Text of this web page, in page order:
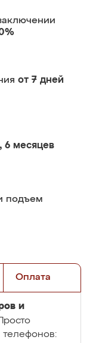
от 7 дней
6 месяцев
подъем
Оплата
и